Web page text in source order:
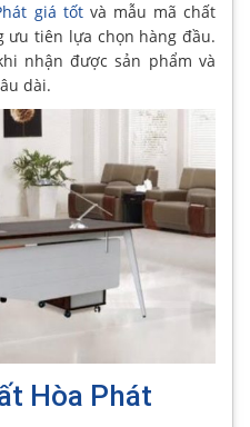
giá tốtvà mẫu mã chất
ưu tiên lựa chọn hàng đầu.
nhận được sản phẩm và
dài.
Hòa Phát